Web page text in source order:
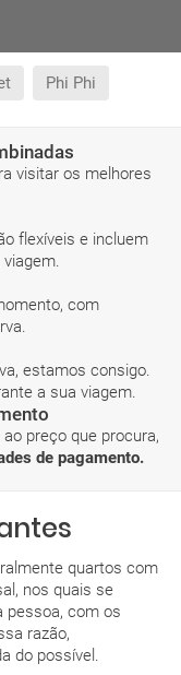
Phi Phi
visitar os melhores
flexíveis e incluem
com
estamos consigo.
a sua viagem.
preço que procura,
de pagamento.
quartos com
nos quais se
pessoa, com os
razão,
do possível.